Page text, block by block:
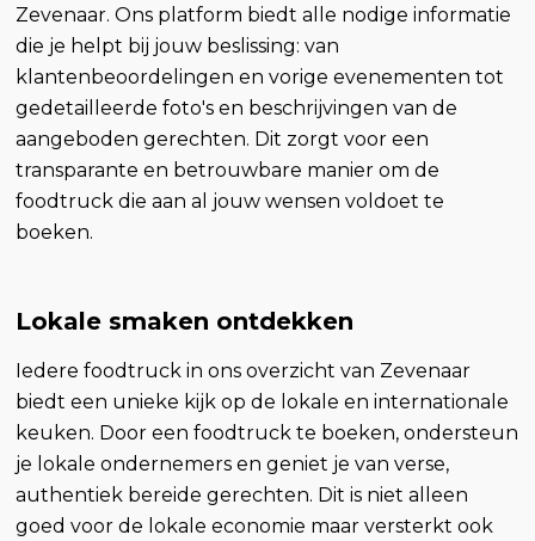
Zevenaar. Ons platform biedt alle nodige informatie
die je helpt bij jouw beslissing: van
klantenbeoordelingen en vorige evenementen tot
gedetailleerde foto's en beschrijvingen van de
aangeboden gerechten. Dit zorgt voor een
transparante en betrouwbare manier om de
foodtruck die aan al jouw wensen voldoet te
boeken.
Lokale smaken ontdekken
Iedere foodtruck in ons overzicht van Zevenaar
biedt een unieke kijk op de lokale en internationale
keuken. Door een foodtruck te boeken, ondersteun
je lokale ondernemers en geniet je van verse,
authentiek bereide gerechten. Dit is niet alleen
goed voor de lokale economie maar versterkt ook